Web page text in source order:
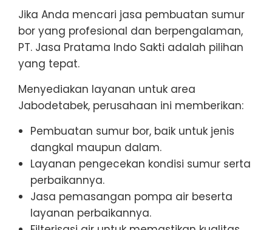
Jika Anda mencari jasa pembuatan sumur
bor yang profesional dan berpengalaman,
PT. Jasa Pratama Indo Sakti adalah pilihan
yang tepat.
Menyediakan layanan untuk area
Jabodetabek, perusahaan ini memberikan:
Pembuatan sumur bor, baik untuk jenis
dangkal maupun dalam.
Layanan pengecekan kondisi sumur serta
perbaikannya.
Jasa pemasangan pompa air beserta
layanan perbaikannya.